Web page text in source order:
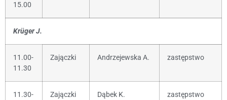
15.00
Krüger J.
11.00-
11.30
Zajączki Andrzejewska A. zastępstwo
11.30-
Zajączki Dąbek K. zastępstwo